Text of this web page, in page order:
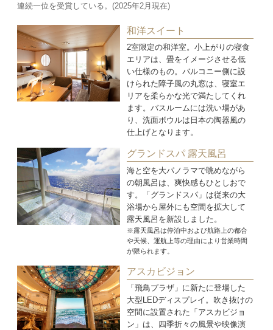
連続一位を受賞している。(2025年2月現在)
和洋スイート
2室限定の和洋室。小上がりの寝食
エリアは、畳をイメージさせる低
い仕様のもの。バルコニー側に設
けられた障子風の丸窓は、寝室エ
リアを柔らかな光で満たしてくれ
ます。バスルームには洗い場があ
り、洗面ボウルは日本の陶器風の
仕上げとなります。
グランドスパ 露天風呂
海と空を大パノラマで眺めながら
の朝風呂は、爽快感もひとしおで
す。「グランドスパ」は従来の大
浴場から屋外にも空間を拡大して
露天風呂を新設しました。
※露天風呂は停泊中および航路上の都合
や天候、運航上等の理由により営業時間
が限られます。
アスカビジョン
「飛鳥プラザ」に新たに登場した
大型LEDディスプレイ。吹き抜けの
空間に設置された「アスカビジョ
ン」は、四季折々の風景や映像演